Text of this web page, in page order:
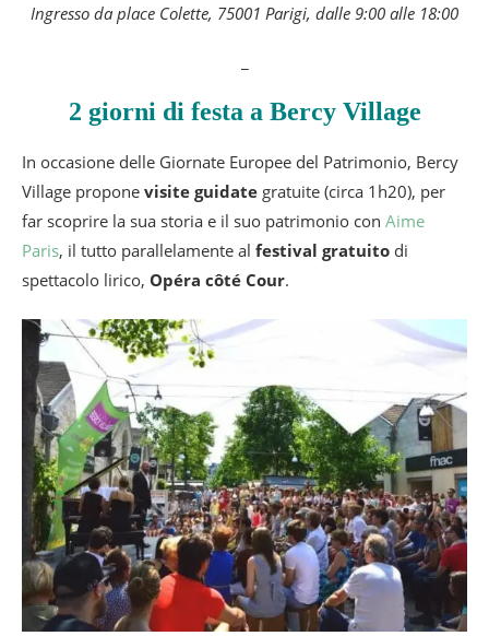
Ingresso da place Colette, 75001 Parigi, dalle 9:00 alle 18:00
2 giorni di festa a Bercy Village
In occasione delle Giornate Europee del Patrimonio, Bercy
Village propone visite guidate gratuite (circa 1h20), per
far scoprire la sua storia e il suo patrimonio con Aime
Paris, il tutto parallelamente al festival gratuito di
spettacolo lirico, Opéra côté Cour.